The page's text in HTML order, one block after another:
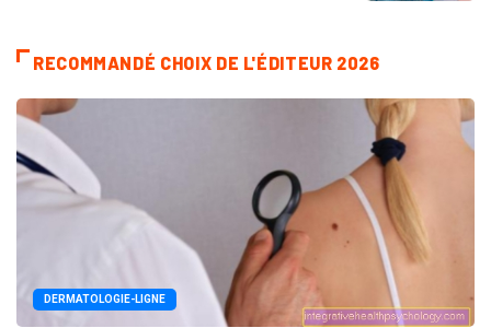
RECOMMANDÉ CHOIX DE L'ÉDITEUR 2026
DERMATOLOGIE-LIGNE